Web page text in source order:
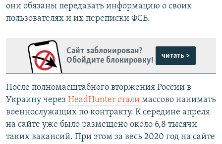
они обязаны передавать информацию о своих
пользователях и их переписки ФСБ.
Сайт заблокирован?
Обойдите блокировку!
читать >
После полномасштабного вторжения России в
Украину через HeadHunter стали массово нанимать
военнослужащих по контракту. К середине апреля
на сайте уже было размещено около 6,8 тысячи
таких вакансий. При этом за весь 2020 год на сайте